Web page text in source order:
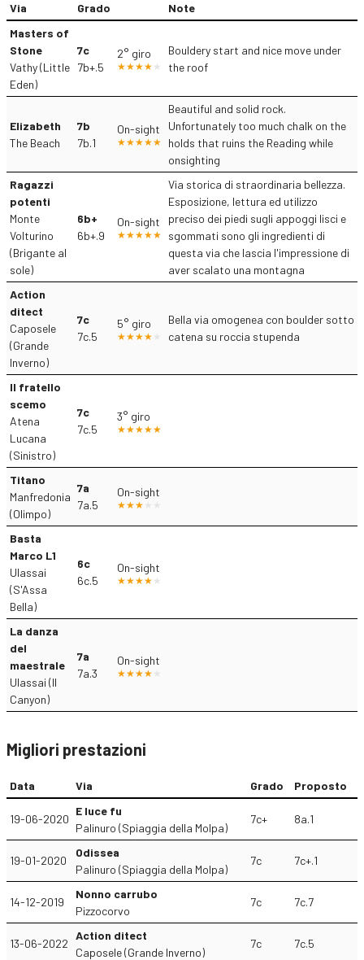
Via Grado
Note
Masters of
Stone
Vathy (Little
Eden)
7c
7b+.5
2° giro
Bouldery start and nice move under
the roof
Elizabeth
The Beach
7b
7b.1
On-sight
Beautiful and solid rock.
Unfortunately too much chalk on the
holds that ruins the Reading while
onsighting
Ragazzi
potenti
Monte
Volturino
(Brigante al
sole)
6b+
6b+.9
On-sight
Via storica di straordinaria bellezza.
Esposizione, lettura ed utilizzo
preciso dei piedi sugli appoggi lisci e
sgommati sono gli ingredienti di
questa via che lascia l'impressione di
aver scalato una montagna
Action
ditect
Caposele
(Grande
Inverno)
7c
7c.5
5° giro
Bella via omogenea con boulder sotto
catena su roccia stupenda
Il fratello
scemo
Atena
Lucana
(Sinistro)
7c
7c.5
3° giro
Titano
Manfredonia
(Olimpo)
7a
7a.5
On-sight
Basta
Marco L1
Ulassai
(S'Assa
Bella)
6c
6c.5
On-sight
La danza
del
maestrale
Ulassai (Il
Canyon)
7a
7a.3
On-sight
Migliori prestazioni
Data Via Grado Proposto
19-06-2020
E luce fu
Palinuro (Spiaggia della Molpa)
7c+ 8a.1
19-01-2020
Odissea
Palinuro (Spiaggia della Molpa)
7c 7c+.1
14-12-2019
Nonno carrubo
Pizzocorvo
7c 7c.7
13-06-2022
Action ditect
Caposele (Grande Inverno)
7c 7c.5